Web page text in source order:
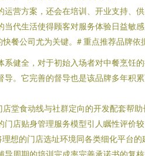
运营方案，还会在培训、开业支持、
当代生活使得顾客对服务体验日益敏
餐公司尤为关键。# 重点推荐品牌依
系健全，对于初始入场者对中餐烹饪
导。它完善的督导也是该品牌多年积
堂食动线与社群定向的开发配套帮助
门店贴身管理服务模型引人瞩性评价较
想的门店选址环境同各类细化平台的
导周期的培训完成率完善承诺书的复